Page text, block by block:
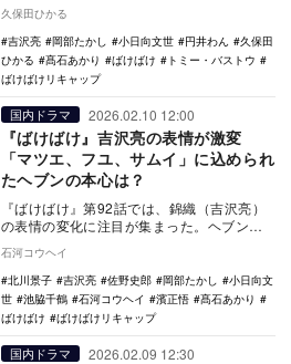
天地に希望を見…
久保田ひかる
吉沢亮
岡部たかし 小日向文世 円井わん
久保田
ひかる
髙石あかり ばけばけ
トミー・バストウ
ばけばけリキャップ
国内ドラマ 2026.02.10 12:00
『ばけばけ』吉沢亮の表情が激変
「マツエ、フユ、サムイ」に込められ
たヘブンの本心は？
『ばけばけ』第92話では、錦織（吉沢亮）
の表情の変化に注目が集まった。ヘブンの
イ」というシ…
石河コウヘイ
北川景子
吉沢亮 佐野史郎 岡部たかし
小日向文
世
池脇千鶴 石河コウヘイ 濱正悟
髙石あかり
ばけばけ
ばけばけリキャップ
国内ドラマ 2026.02.09 12:30